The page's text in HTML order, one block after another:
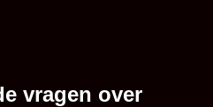
vragen over